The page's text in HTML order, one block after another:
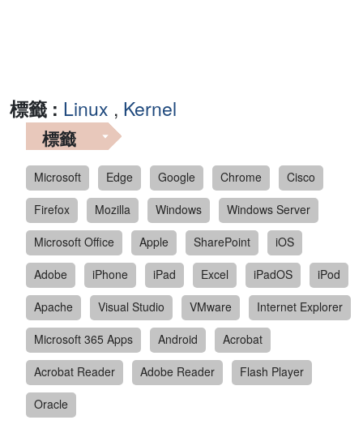
標籤 : Linux , Kernel
標籤
Microsoft Edge Google Chrome
Cisco
Firefox
Mozilla Windows
Windows Server
Microsoft Office
Apple SharePoint
iOS
Adobe
iPhone iPad Excel iPadOS
iPod
Apache
Visual Studio VMware
Internet Explorer
Microsoft 365 Apps
Android
Acrobat
Acrobat Reader
Adobe Reader
Flash Player
Oracle